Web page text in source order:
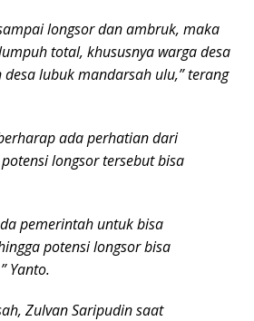
longsor dan ambruk, maka
total, khususnya warga desa
lubuk mandarsah ulu,” terang
ada perhatian dari
longsor tersebut bisa
pemerintah untuk bisa
potensi longsor bisa
Yanto.
Zulvan Saripudin saat